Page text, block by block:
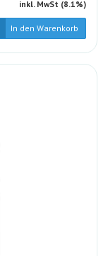
inkl. MwSt (8.1%)
In den Warenkorb